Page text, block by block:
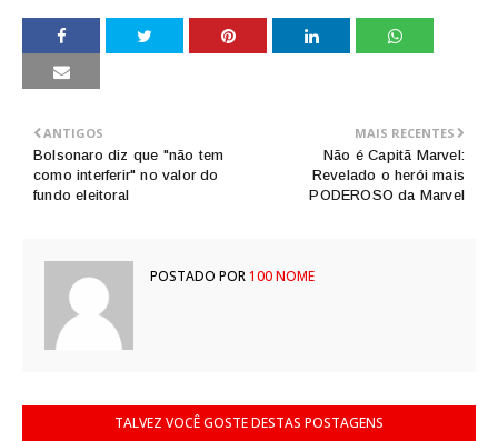
MAIS RECENTES
Não é Capitã Marvel:
Revelado o herói mais
PODEROSO da Marvel
ANTIGOS
Bolsonaro diz que "não tem
como interferir" no valor do
fundo eleitoral
POSTADO POR100 NOME
TALVEZ VOCÊ GOSTE DESTAS POSTAGENS